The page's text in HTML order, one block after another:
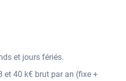
et jours fériés.
et 40 k€ brut par an (fixe +